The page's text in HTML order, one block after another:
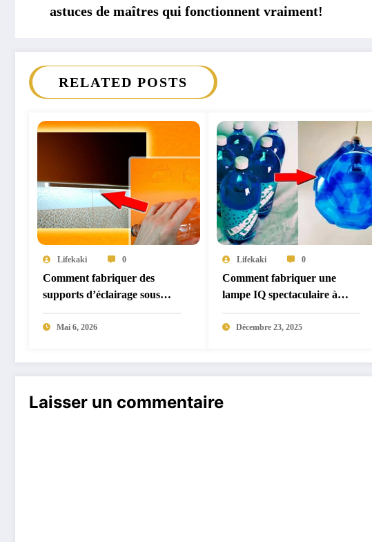
astuces de maîtres qui fonctionnent vraiment!
RELATED POSTS
Lifekaki 0
Comment fabriquer des
supports d’éclairage sous
armoire à partir de bouteilles
en plastique
Mai 6, 2026
Lifekaki 0
Comment fabriquer une
lampe IQ spectaculaire à
partir de bouteilles plastiques
recyclées
Décembre 23, 2025
Laisser un commentaire